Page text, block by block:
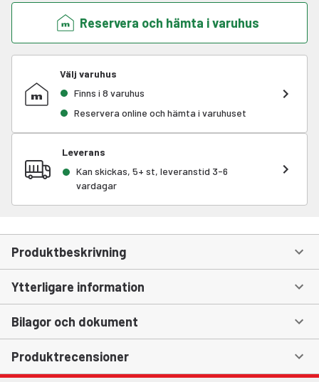
Reservera och hämta i varuhus
Välj varuhus
Finns i 8 varuhus
Reservera online och hämta i varuhuset
Leverans
Kan skickas, 5+ st, leveranstid 3-6
vardagar
Produktbeskrivning
Ytterligare information
Bilagor och dokument
Produktrecensioner